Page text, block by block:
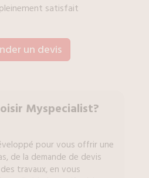
satisfait
un devis
Myspecialist?
pour vous offrir une
de la demande de devis
travaux, en vous